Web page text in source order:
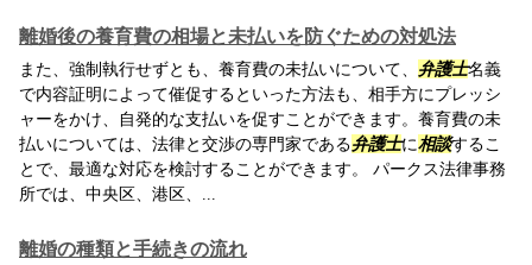
離婚後の養育費の相場と未払いを防ぐための対処法
また、強制執行せずとも、養育費の未払いについて、 弁護士名義
で内容証明によって催促するといった方法も、相手方にプレッシ
ャーをかけ、自発的な支払いを促すことができます。養育費の未
払いについては、法律と交渉の専門家である弁護士に相談するこ
とで、最適な対応を検討することができます。 パークス法律事務
所では、中央区、港区、...
離婚の種類と手続きの流れ